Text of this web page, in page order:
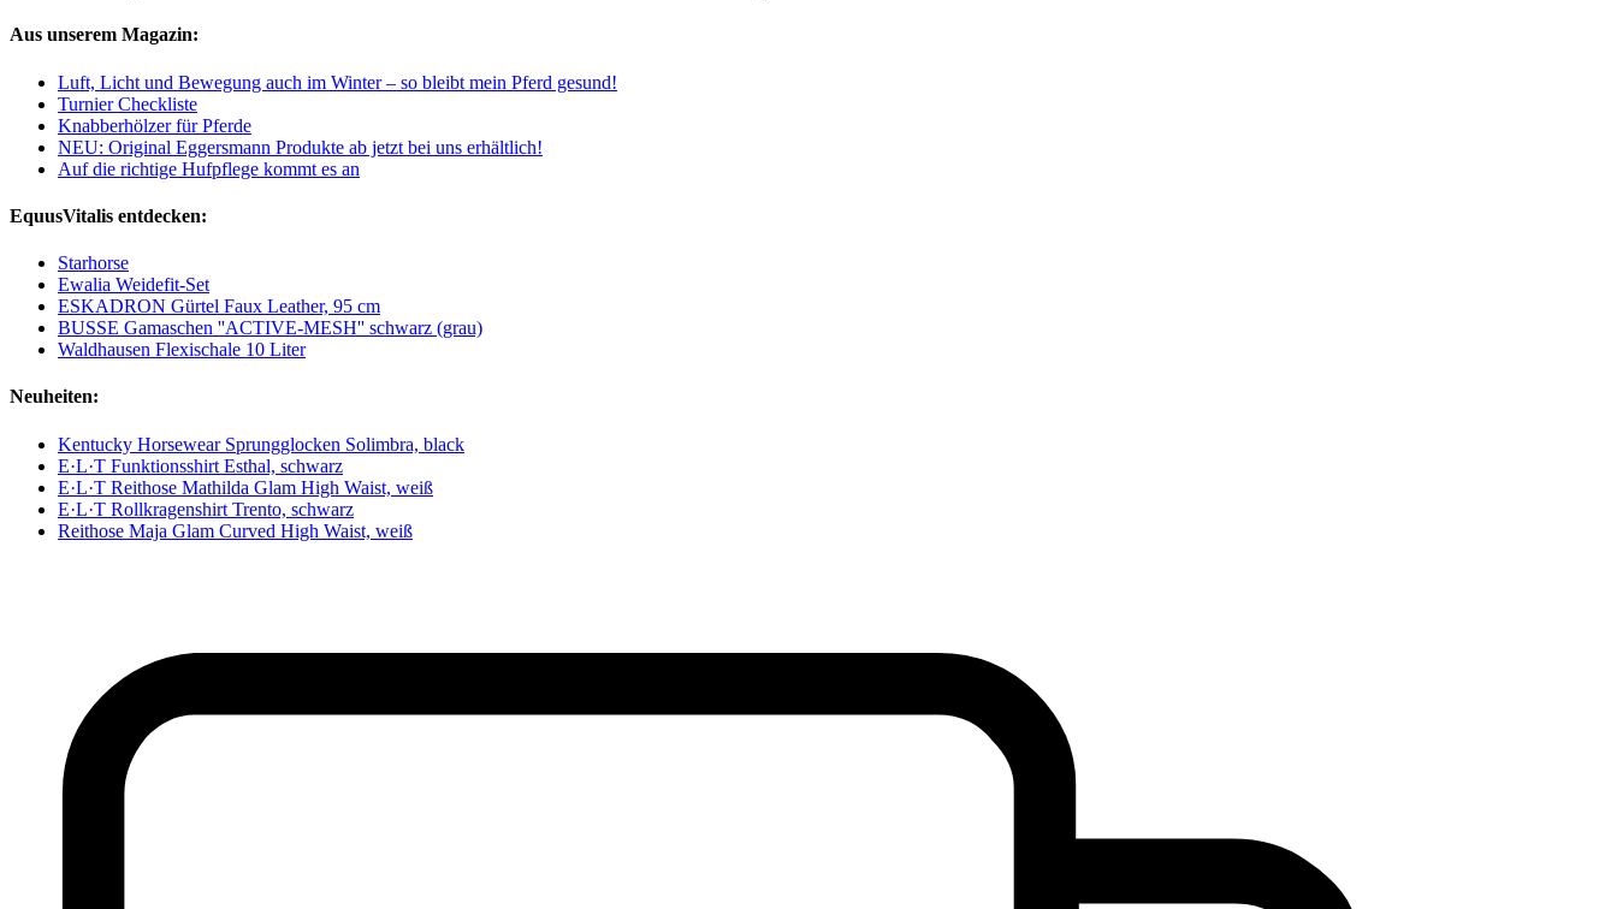
Aus unserem Magazin:
Luft, Licht und Bewegung auch im Winter – so bleibt mein Pferd gesund!
Turnier Checkliste
Knabberhölzer für Pferde
NEU: Original Eggersmann Produkte ab jetzt bei uns erhältlich!
Auf die richtige Hufpflege kommt es an
EquusVitalis entdecken:
Starhorse
Ewalia Weidefit-Set
ESKADRON Gürtel Faux Leather, 95 cm
BUSSE Gamaschen ''ACTIVE-MESH'' schwarz (grau)
Waldhausen Flexischale 10 Liter
Neuheiten:
Kentucky Horsewear Sprungglocken Solimbra, black
E·L·T Funktionsshirt Esthal, schwarz
E·L·T Reithose Mathilda Glam High Waist, weiß
E·L·T Rollkragenshirt Trento, schwarz
Reithose Maja Glam Curved High Waist, weiß